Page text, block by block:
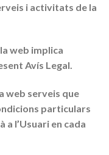
i activitats de la
web implica
Avís Legal.
web serveis que
particulars
l’Usuari en cada